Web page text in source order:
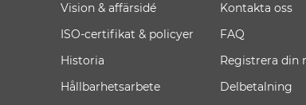
Vision & affärsidé
ISO-certifikat & policyer
Historia
Hållbarhetsarbete
Kontakta oss
FAQ
Registrera din
Delbetalning